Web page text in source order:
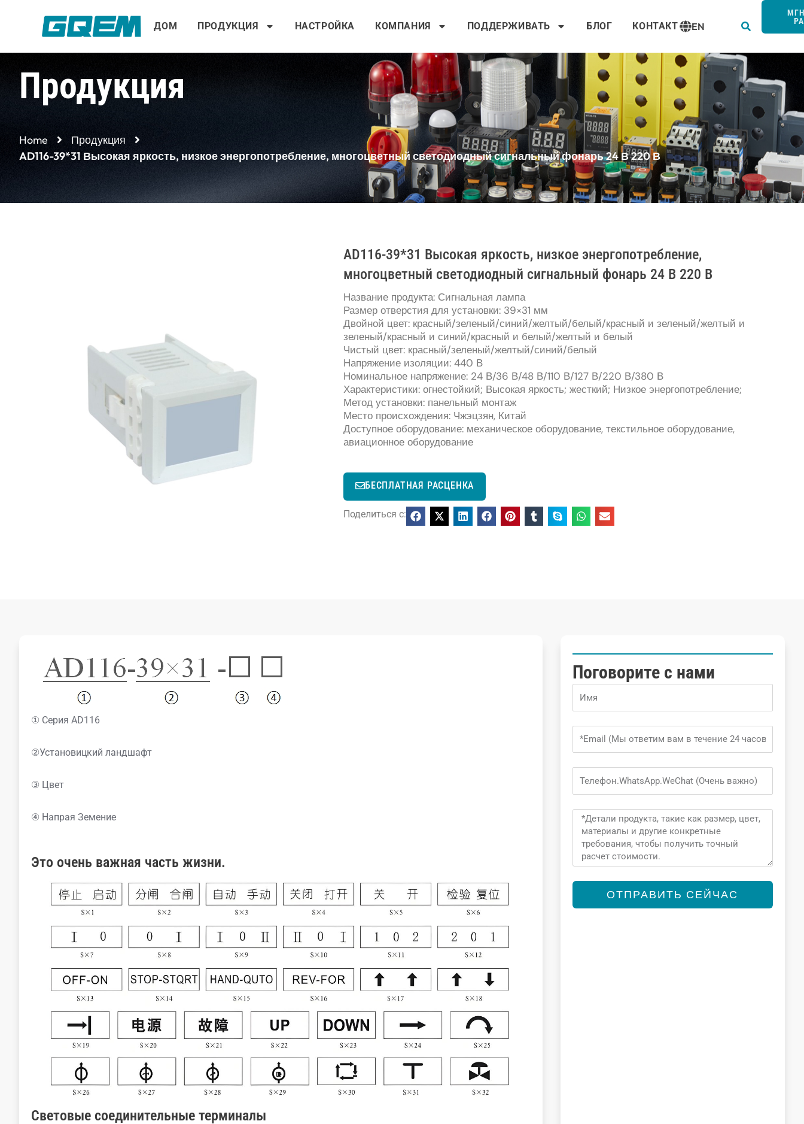
содержимому
ДОМ ПРОДУКЦИЯ НАСТРОЙКА КОМПАНИЯ ПОДДЕРЖИВАТЬ БЛОГ КОНТАКТ EN
Продукция
Home
Продукция
AD116-39*31 Высокая яркость, низкое энергопотребление, многоцветный светодиодный сигнальный фонарь 24 В 220 В
AD116-39*31 Высокая яркость, низкое энергопотребление,
многоцветный светодиодный сигнальный фонарь 24 В 220 В
Название продукта: Сигнальная лампа
Размер отверстия для установки: 39×31 мм
Двойной цвет: красный/зеленый/синий/желтый/белый/красный и зеленый/желтый и
зеленый/красный и синий/красный и белый/желтый и белый
Чистый цвет: красный/зеленый/желтый/синий/белый
Напряжение изоляции: 440 В
Номинальное напряжение: 24 В/36 В/48 В/110 В/127 В/220 В/380 В
Характеристики: огнестойкий; Высокая яркость; жесткий; Низкое энергопотребление;
Метод установки: панельный монтаж
Место происхождения: Чжэцзян, Китай
Доступное оборудование: механическое оборудование, текстильное оборудование,
авиационное оборудование
БЕСПЛАТНАЯ РАСЦЕНКА
Поделиться с:
① Серия AD116
②Установицкий ландшафт
③ Цвет
④ Напрая Земение
Это очень важная часть жизни.
Световые соединительные терминалы
Поговорите с нами
Email
Message
ОТПРАВИТЬ СЕЙЧАС